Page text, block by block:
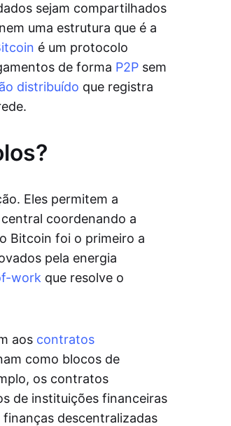
sejam compartilhados
uma estrutura que é a
é um protocolo
de forma P2P sem
distribuído que registra
Eles permitem a
coordenando a
Bitcoin foi o primeiro a
pela energia
work que resolve o
aos contratos
como blocos de
os contratos
de instituições financeiras
descentralizadas